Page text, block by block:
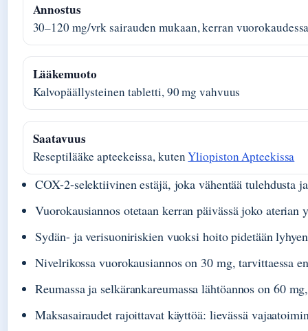
Annostus
30–120 mg/vrk sairauden mukaan, kerran
Lääkemuoto
Kalvopäällysteinen tabletti, 90 mg vahvuus
Saatavuus
Reseptilääke apteekeissa, kutenYliopiston Apteekissa
COX-2-selektiivinen estäjä, joka vähentää tulehdusta
Vuorokausiannos otetaan kerran päivässä joko aterian
Sydän- ja verisuoniriskien vuoksi hoito pidetään
Nivelrikossa vuorokausiannos on 30 mg, tarvittaessa
Reumassa ja selkärankareumassa lähtöannos on 60
Maksasairaudet rajoittavat käyttöä: lievässä